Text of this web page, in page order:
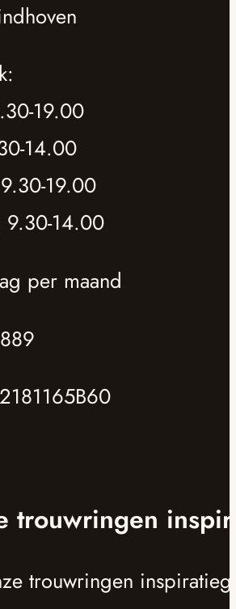
19.00
14.00
19.00
9.30-14.00
per maand
trouwringen
trouwringen